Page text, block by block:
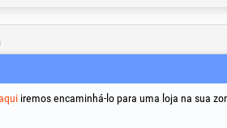
pessoais
de cookies
iremos encaminhá-lo para uma loja na sua